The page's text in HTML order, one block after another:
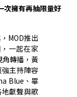
次擁有再抽限量好
MOD推出
一起在家
轉播，黃
強主持陣容
Blue 、畢
地獻聲與歌